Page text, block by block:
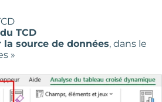
TCD
la source de données, dans le
»